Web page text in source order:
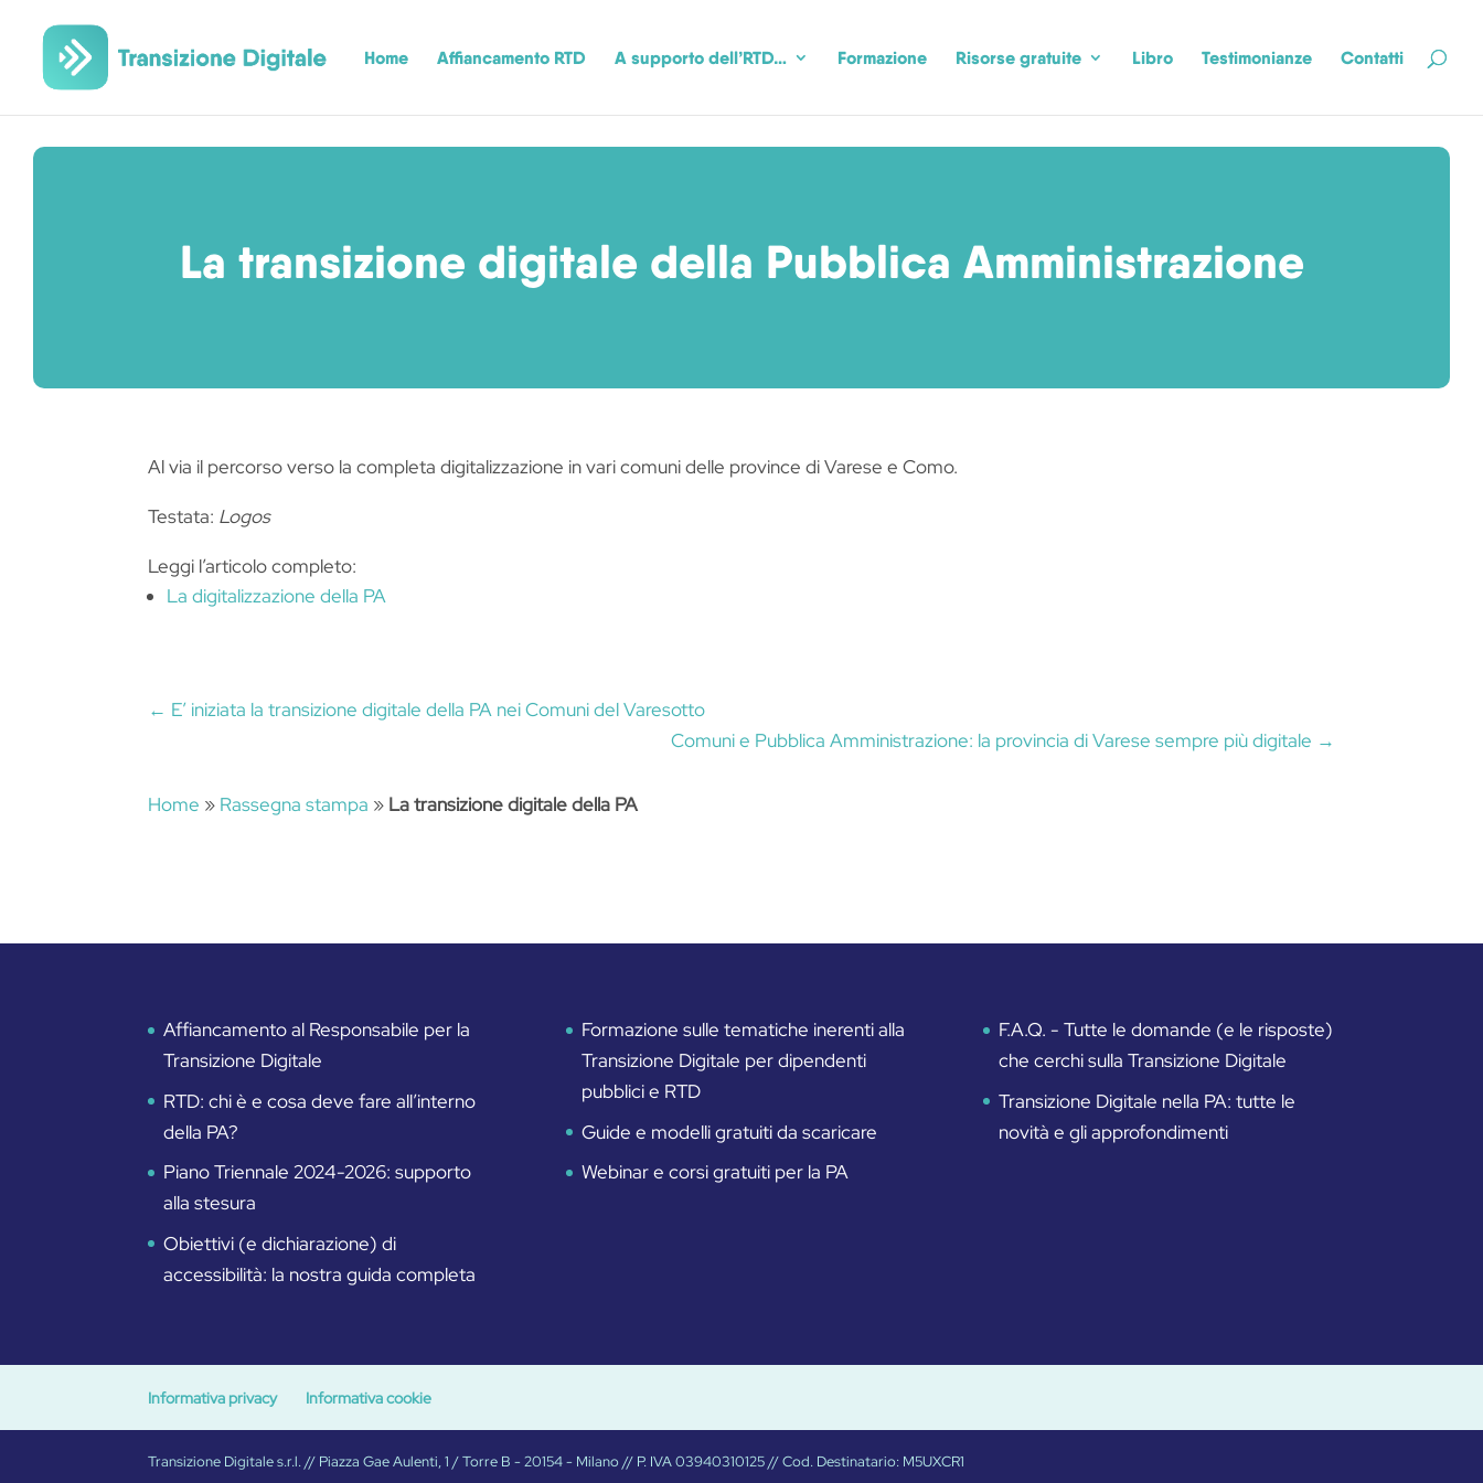
Home Affiancamento RTD A supporto dell’RTD… Formazione Risorse gratuite Libro Testimonianze Contatti
La transizione digitale della Pubblica Amministrazione
Al via il percorso verso la completa digitalizzazione in vari comuni delle province di Varese e Como.
Testata: Logos
Leggi l’articolo completo:
La digitalizzazione della PA
← E’ iniziata la transizione digitale della PA nei Comuni del Varesotto
Comuni e Pubblica Amministrazione: la provincia di Varese sempre più digitale →
Home » Rassegna stampa » La transizione digitale della PA
Affiancamento al Responsabile per la
Transizione Digitale
RTD: chi è e cosa deve fare all’interno
della PA?
Piano Triennale 2024-2026: supporto
alla stesura
Obiettivi (e dichiarazione) di
accessibilità: la nostra guida completa
Formazione sulle tematiche inerenti alla
Transizione Digitale per dipendenti
pubblici e RTD
Guide e modelli gratuiti da scaricare
Webinar e corsi gratuiti per la PA
F.A.Q. - Tutte le domande (e le risposte)
che cerchi sulla Transizione Digitale
Transizione Digitale nella PA: tutte le
novità e gli approfondimenti
Informativa privacy Informativa cookie
Transizione Digitale s.r.l. // Piazza Gae Aulenti, 1 / Torre B - 20154 - Milano // P. IVA 03940310125 // Cod. Destinatario: M5UXCR1